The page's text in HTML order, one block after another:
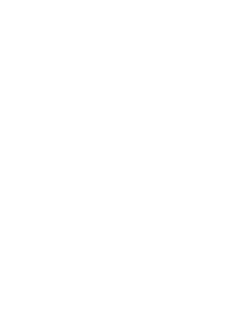
Malha Encorpada